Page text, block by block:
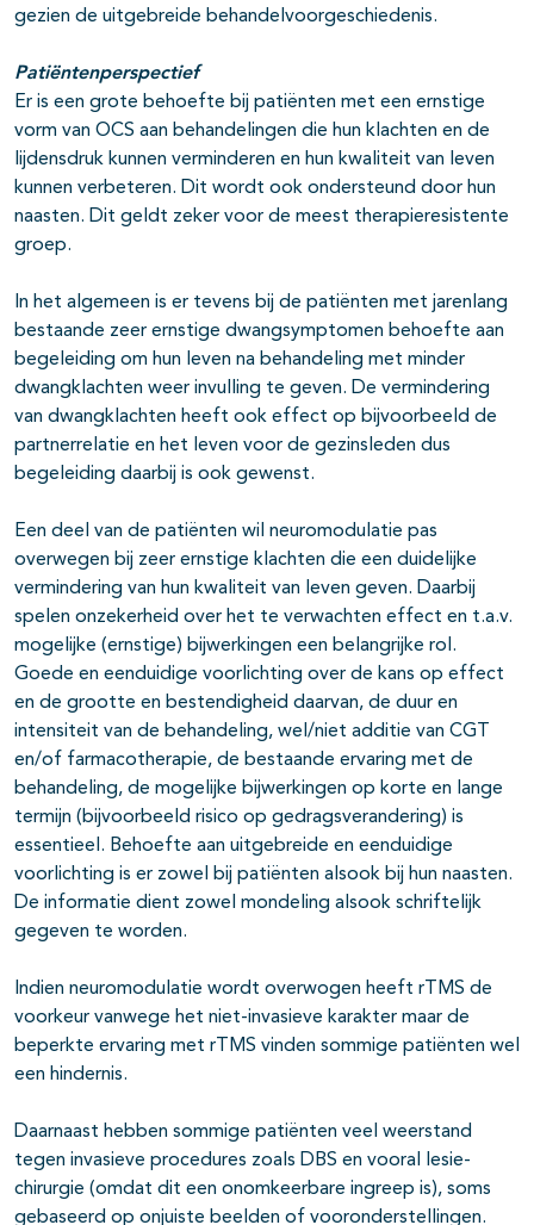
gezien de uitgebreide behandelvoorgeschiedenis.
Patiëntenperspectief
Er is een grote behoefte bij patiënten met een ernstige
vorm van OCS aan behandelingen die hun klachten en de
lijdensdruk kunnen verminderen en hun kwaliteit van leven
kunnen verbeteren. Dit wordt ook ondersteund door hun
naasten. Dit geldt zeker voor de meest therapieresistente
groep.
In het algemeen is er tevens bij de patiënten met jarenlang
bestaande zeer ernstige dwangsymptomen behoefte aan
begeleiding om hun leven na behandeling met minder
dwangklachten weer invulling te geven. De vermindering
van dwangklachten heeft ook effect op bijvoorbeeld de
partnerrelatie en het leven voor de gezinsleden dus
begeleiding daarbij is ook gewenst.
Een deel van de patiënten wil neuromodulatie pas
overwegen bij zeer ernstige klachten die een duidelijke
vermindering van hun kwaliteit van leven geven. Daarbij
spelen onzekerheid over het te verwachten effect en t.a.v.
mogelijke (ernstige) bijwerkingen een belangrijke rol.
Goede en eenduidige voorlichting over de kans op effect
en de grootte en bestendigheid daarvan, de duur en
intensiteit van de behandeling, wel/niet additie van CGT
en/of farmacotherapie, de bestaande ervaring met de
behandeling, de mogelijke bijwerkingen op korte en lange
termijn (bijvoorbeeld risico op gedragsverandering) is
essentieel. Behoefte aan uitgebreide en eenduidige
voorlichting is er zowel bij patiënten alsook bij hun naasten.
De informatie dient zowel mondeling alsook schriftelijk
gegeven te worden.
Indien neuromodulatie wordt overwogen heeft rTMS de
voorkeur vanwege het niet-invasieve karakter maar de
beperkte ervaring met rTMS vinden sommige patiënten wel
een hindernis.
Daarnaast hebben sommige patiënten veel weerstand
tegen invasieve procedures zoals DBS en vooral lesie-
chirurgie (omdat dit een onomkeerbare ingreep is), soms
gebaseerd op onjuiste beelden of vooronderstellingen.